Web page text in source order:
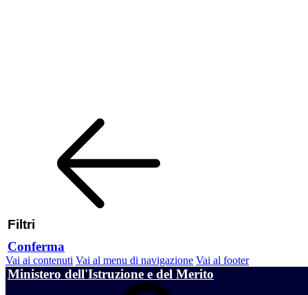
Filtri
Conferma
Vai ai contenuti Vai al menu di navigazione Vai al footer
Ministero dell'Istruzione e del Merito